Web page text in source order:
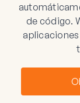
de código.